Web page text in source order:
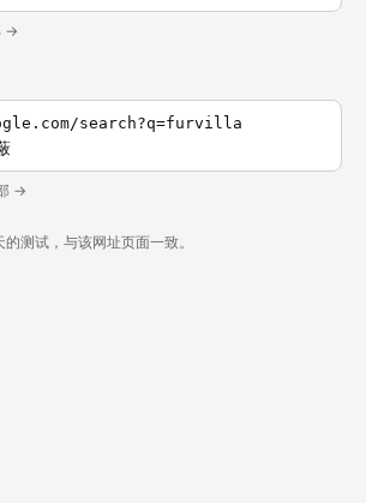
→
search?q=furvilla
→
测试，与该网址页面一致。